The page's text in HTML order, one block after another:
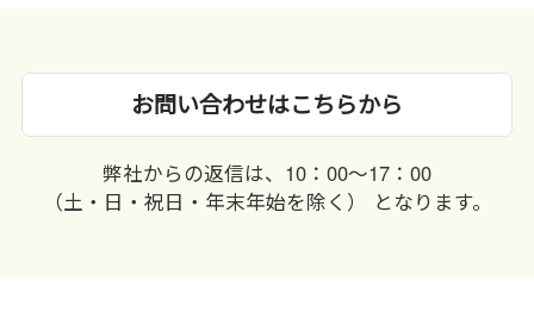
お問い合わせはこちらから
弊社からの返信は、10：00〜17：00
（土・日・祝日・年末年始を除く） となります。